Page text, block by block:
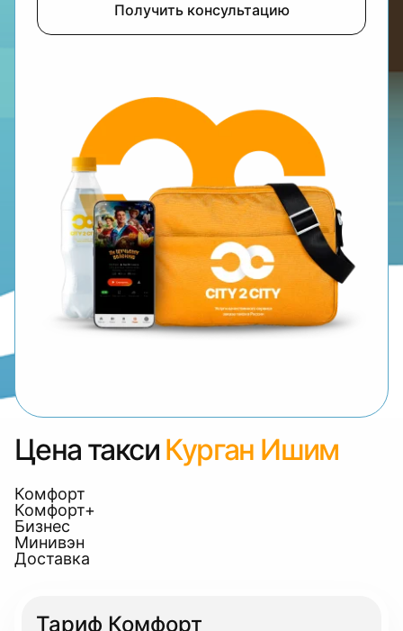
Получить консультацию
Цена такси Курган Ишим
Комфорт
Комфорт+
Бизнес
Минивэн
Доставка
Тариф Комфорт